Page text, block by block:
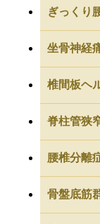
ぎっくり
坐骨神経
椎間板ヘ
脊柱管狭
腰椎分離
骨盤底筋